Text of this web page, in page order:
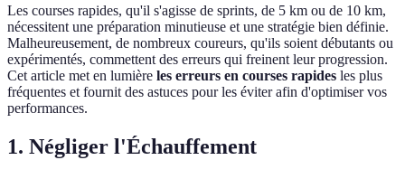
Les courses rapides, qu'il s'agisse de sprints, de 5 km ou de 10 km,
nécessitent une préparation minutieuse et une stratégie bien définie.
Malheureusement, de nombreux coureurs, qu'ils soient débutants ou
expérimentés, commettent des erreurs qui freinent leur progression.
Cet article met en lumière les erreurs en courses rapides les plus
fréquentes et fournit des astuces pour les éviter afin d'optimiser vos
performances.
1. Négliger l'Échauffement